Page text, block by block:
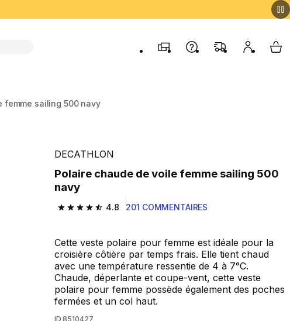
MagasinsContactez-nous
FAQ Mon My
femme sailing 500 navy
DECATHLON
Polaire chaude de voile femme sailing 500
navy
4.8
4.8 out of 5 stars from 201 reviews
201 COMMENTAIRES
Cette veste polaire pour femme est idéale pour la
croisière côtière par temps frais. Elle tient chaud
avec une température ressentie de 4 à 7°C.
Chaude, déperlante et coupe-vent, cette veste
polaire pour femme possède également des poches
fermées et un col haut.
ID 8510427